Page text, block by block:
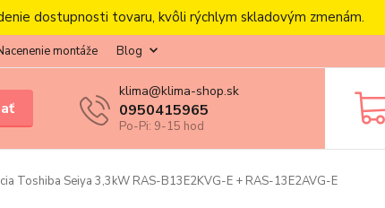
dostupnosti tovaru, kvôli rýchlym skladovým zmenám.
montáže Blog
klima@klima-shop.sk
0950415965
Po-Pi: 9-15 hod
Toshiba Seiya 3,3kW RAS-B13E2KVG-E + RAS-13E2AVG-E